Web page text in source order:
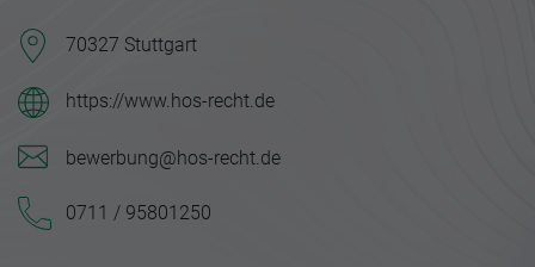
70327 Stuttgart
https://www.hos-recht.de
bewerbung@hos-recht.de
0711 / 95801250